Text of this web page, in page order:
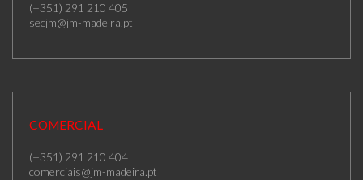
(+351) 291 210 405
secjm@jm-madeira.pt
COMERCIAL
(+351) 291 210 404
comerciais@jm-madeira.pt